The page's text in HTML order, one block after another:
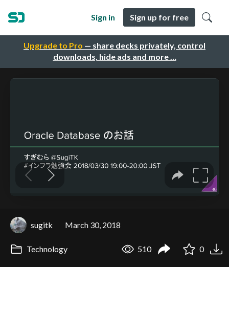
Upgrade to Pro — share decks privately, control
downloads, hide ads and more …
Sign in Sign up for free
sugitk March 30, 2018
Technology 510 0